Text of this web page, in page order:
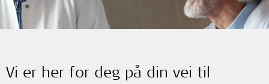
Vi er her for deg på din vei til